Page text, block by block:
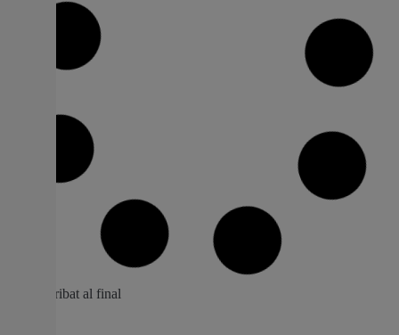
Arranca el termini d’inscripció per a
l’Escola de Nadal d’Alcàsser
El termini d’inscripció estarà obert de l’11 al 18 de
desembre en la Zona Jove i CIJ EL DAU L’Escola de
Nadal està dirigida als xiquets i xiquetes d’entre 3 i 12
anys Amb l’objectiu de facilitar la conciliació laboral i